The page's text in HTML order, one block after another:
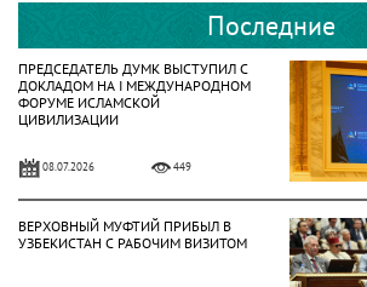
Последние
ПРЕДСЕДАТЕЛЬ ДУМК ВЫСТУПИЛ С
ДОКЛАДОМ НА І МЕЖДУНАРОДНОМ
ФОРУМЕ ИСЛАМСКОЙ
ЦИВИЛИЗАЦИИ
08.07.2026 449
ВЕРХОВНЫЙ МУФТИЙ ПРИБЫЛ В
УЗБЕКИСТАН С РАБОЧИМ ВИЗИТОМ